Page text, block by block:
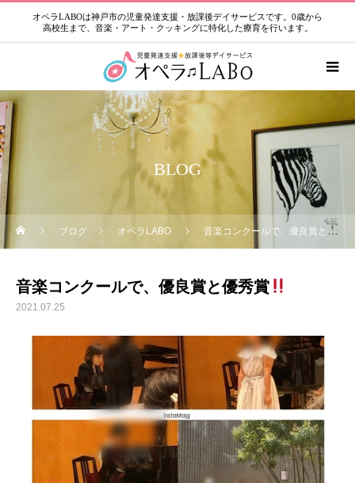
オペラLABOは神戸市の児童発達支援・放課後デイサービスです。0歳から
高校生まで、音楽・アート・クッキングに特化した療育を行います。
BLOG
ブログ オペラLABO 音楽コンクールで、優良賞と優秀賞
音楽コンクールで、優良賞と優秀賞
2021.07.25